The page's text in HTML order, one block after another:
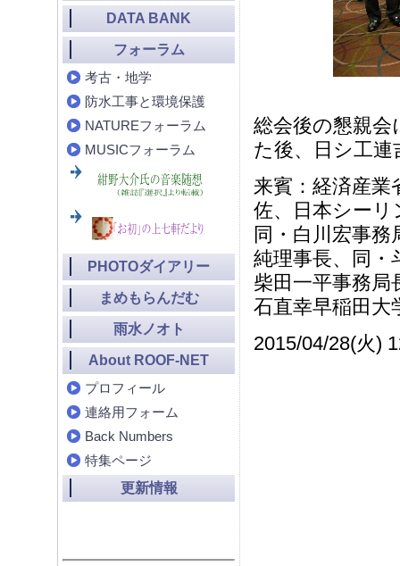
総会後の懇親
た後、日シ工
来賓：経済産業
佐、日本シーリ
同・白川宏事
純理事長、同・
柴田一平事務局
石直幸早稲田大
2015/04/28(火)
DATA BANK
フォーラム
考古・地学
防水工事と環境保護
NATUREフォーラム
MUSICフォーラム
PHOTOダイアリー
まめもらんだむ
雨水ノオト
About ROOF-NET
プロフィール
連絡用フォーム
Back Numbers
特集ページ
更新情報